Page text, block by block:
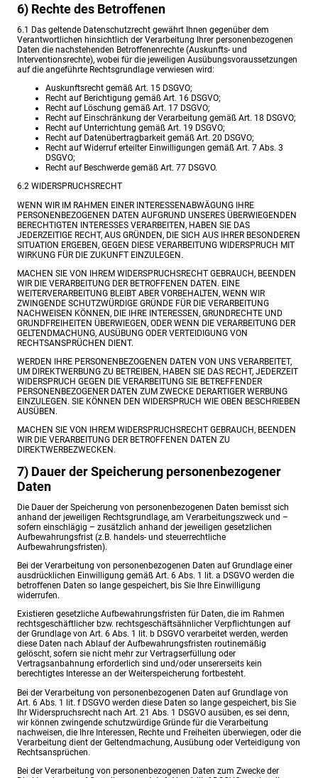
6) Rechte des Betroffenen
6.1 Das geltende Datenschutzrecht gewährt Ihnen gegenüber dem
Verantwortlichen hinsichtlich der Verarbeitung Ihrer personenbezogenen
Daten die nachstehenden Betroffenenrechte (Auskunfts- und
Interventionsrechte), wobei für die jeweiligen Ausübungsvoraussetzungen
auf die angeführte Rechtsgrundlage verwiesen wird:
Auskunftsrecht gemäß Art. 15 DSGVO;
Recht auf Berichtigung gemäß Art. 16 DSGVO;
Recht auf Löschung gemäß Art. 17 DSGVO;
Recht auf Einschränkung der Verarbeitung gemäß Art. 18 DSGVO;
Recht auf Unterrichtung gemäß Art. 19 DSGVO;
Recht auf Datenübertragbarkeit gemäß Art. 20 DSGVO;
Recht auf Widerruf erteilter Einwilligungen gemäß Art. 7 Abs. 3
DSGVO;
Recht auf Beschwerde gemäß Art. 77 DSGVO.
6.2 WIDERSPRUCHSRECHT
WENN WIR IM RAHMEN EINER INTERESSENABWÄGUNG IHRE
PERSONENBEZOGENEN DATEN AUFGRUND UNSERES ÜBERWIEGENDEN
BERECHTIGTEN INTERESSES VERARBEITEN, HABEN SIE DAS
JEDERZEITIGE RECHT, AUS GRÜNDEN, DIE SICH AUS IHRER BESONDEREN
SITUATION ERGEBEN, GEGEN DIESE VERARBEITUNG WIDERSPRUCH MIT
WIRKUNG FÜR DIE ZUKUNFT EINZULEGEN.
MACHEN SIE VON IHREM WIDERSPRUCHSRECHT GEBRAUCH, BEENDEN
WIR DIE VERARBEITUNG DER BETROFFENEN DATEN. EINE
WEITERVERARBEITUNG BLEIBT ABER VORBEHALTEN, WENN WIR
ZWINGENDE SCHUTZWÜRDIGE GRÜNDE FÜR DIE VERARBEITUNG
NACHWEISEN KÖNNEN, DIE IHRE INTERESSEN, GRUNDRECHTE UND
GRUNDFREIHEITEN ÜBERWIEGEN, ODER WENN DIE VERARBEITUNG DER
GELTENDMACHUNG, AUSÜBUNG ODER VERTEIDIGUNG VON
RECHTSANSPRÜCHEN DIENT.
WERDEN IHRE PERSONENBEZOGENEN DATEN VON UNS VERARBEITET,
UM DIREKTWERBUNG ZU BETREIBEN, HABEN SIE DAS RECHT, JEDERZEIT
WIDERSPRUCH GEGEN DIE VERARBEITUNG SIE BETREFFENDER
PERSONENBEZOGENER DATEN ZUM ZWECKE DERARTIGER WERBUNG
EINZULEGEN. SIE KÖNNEN DEN WIDERSPRUCH WIE OBEN BESCHRIEBEN
AUSÜBEN.
MACHEN SIE VON IHREM WIDERSPRUCHSRECHT GEBRAUCH, BEENDEN
WIR DIE VERARBEITUNG DER BETROFFENEN DATEN ZU
DIREKTWERBEZWECKEN.
7) Dauer der Speicherung personenbezogener
Daten
Die Dauer der Speicherung von personenbezogenen Daten bemisst sich
anhand der jeweiligen Rechtsgrundlage, am Verarbeitungszweck und –
sofern einschlägig – zusätzlich anhand der jeweiligen gesetzlichen
Aufbewahrungsfrist (z.B. handels- und steuerrechtliche
Aufbewahrungsfristen).
Bei der Verarbeitung von personenbezogenen Daten auf Grundlage einer
ausdrücklichen Einwilligung gemäß Art. 6 Abs. 1 lit. a DSGVO werden die
betroffenen Daten so lange gespeichert, bis Sie Ihre Einwilligung
widerrufen.
Existieren gesetzliche Aufbewahrungsfristen für Daten, die im Rahmen
rechtsgeschäftlicher bzw. rechtsgeschäftsähnlicher Verpflichtungen auf
der Grundlage von Art. 6 Abs. 1 lit. b DSGVO verarbeitet werden, werden
diese Daten nach Ablauf der Aufbewahrungsfristen routinemäßig
gelöscht, sofern sie nicht mehr zur Vertragserfüllung oder
Vertragsanbahnung erforderlich sind und/oder unsererseits kein
berechtigtes Interesse an der Weiterspeicherung fortbesteht.
Bei der Verarbeitung von personenbezogenen Daten auf Grundlage von
Art. 6 Abs. 1 lit. f DSGVO werden diese Daten so lange gespeichert, bis Sie
Ihr Widerspruchsrecht nach Art. 21 Abs. 1 DSGVO ausüben, es sei denn,
wir können zwingende schutzwürdige Gründe für die Verarbeitung
nachweisen, die Ihre Interessen, Rechte und Freiheiten überwiegen, oder die
Verarbeitung dient der Geltendmachung, Ausübung oder Verteidigung von
Rechtsansprüchen.
Bei der Verarbeitung von personenbezogenen Daten zum Zwecke der